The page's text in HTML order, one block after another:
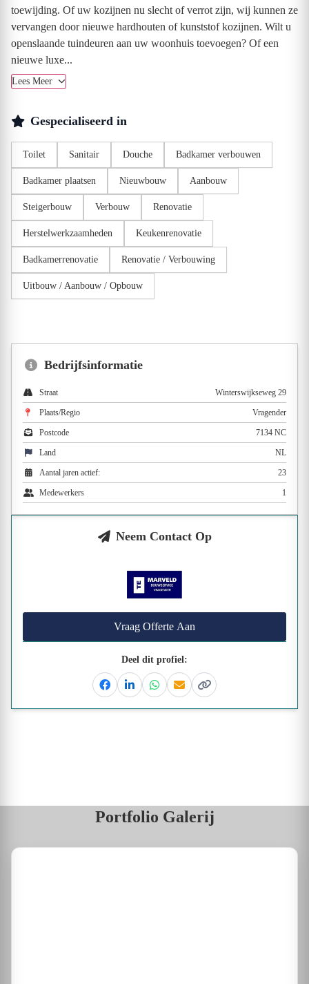
toewijding. Of uw kozijnen nu slecht of verrot zijn, wij kunnen ze
vervangen door nieuwe hardhouten of kunststof kozijnen. Wilt u
openslaande tuindeuren aan uw woonhuis toevoegen? Of een
nieuwe luxe...
Lees Meer
Gespecialiseerd in
Toilet Sanitair Douche Badkamer verbouwen
Badkamer plaatsen Nieuwbouw Aanbouw
Steigerbouw Verbouw Renovatie
Herstelwerkzaamheden Keukenrenovatie
Badkamerrenovatie Renovatie / Verbouwing
Uitbouw / Aanbouw / Opbouw
Bedrijfsinformatie
Straat Winterswijkseweg 29
Plaats/Regio Vragender
Postcode 7134 NC
Land NL
Aantal jaren actief: 23
Medewerkers 1
Neem Contact Op
Vraag Offerte Aan
Deel dit profiel:
FacebookLinkedinWhatsapp
EmailKopieer link
Portfolio Galerij